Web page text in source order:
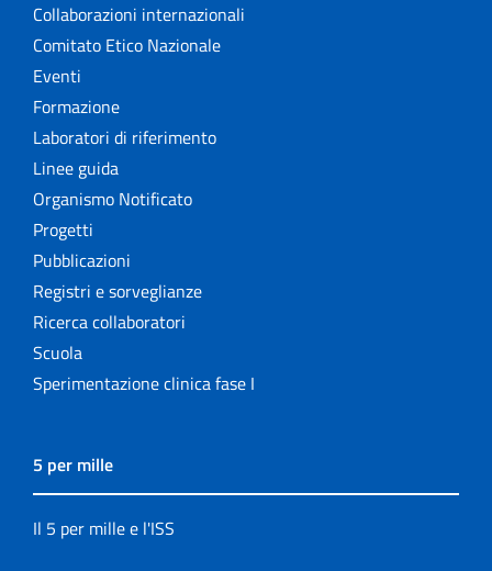
Collaborazioni internazionali
Comitato Etico Nazionale
Eventi
Formazione
Laboratori di riferimento
Linee guida
Organismo Notificato
Progetti
Pubblicazioni
Registri e sorveglianze
Ricerca collaboratori
Scuola
Sperimentazione clinica fase I
5 per mille
Il 5 per mille e l'ISS